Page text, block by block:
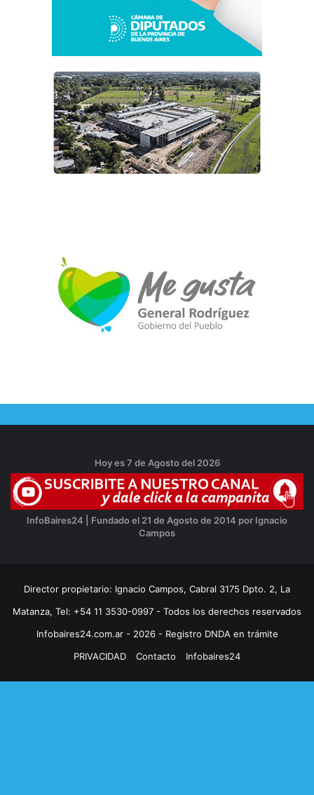
Hoy es 7 de Agosto del 2026
InfoBaires24 | Fundado el 21 de Agosto de 2014 por Ignacio
Campos
Director propietario: Ignacio Campos, Cabral 3175 Dpto. 2, La
Matanza, Tel: +54 11 3530-0997 - Todos los derechos reservados
Infobaires24.com.ar - 2026 - Registro DNDA en trámite
PRIVACIDAD
Contacto Infobaires24